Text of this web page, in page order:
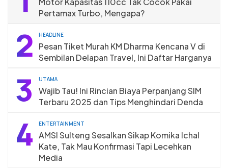
Pertamax Turbo, Mengapa?
2 HEADLINE
Pesan Tiket Murah KM Dharma Kencana V di
Sembilan Delapan Travel, Ini Daftar Harganya
3 UTAMA
Wajib Tau! Ini Rincian Biaya Perpanjang SIM
Terbaru 2025 dan Tips Menghindari Denda
4 ENTERTAINMENT
AMSI Sulteng Sesalkan Sikap Komika Ichal
Kate, Tak Mau Konfirmasi Tapi Lecehkan
Media